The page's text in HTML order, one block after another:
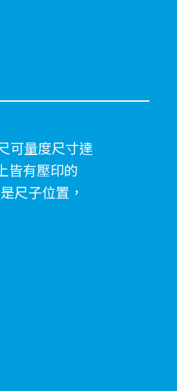
可量度尺寸達
皆有壓印的
尺子位置，